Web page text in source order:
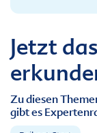
Jetzt
Zu diesen
gibt es